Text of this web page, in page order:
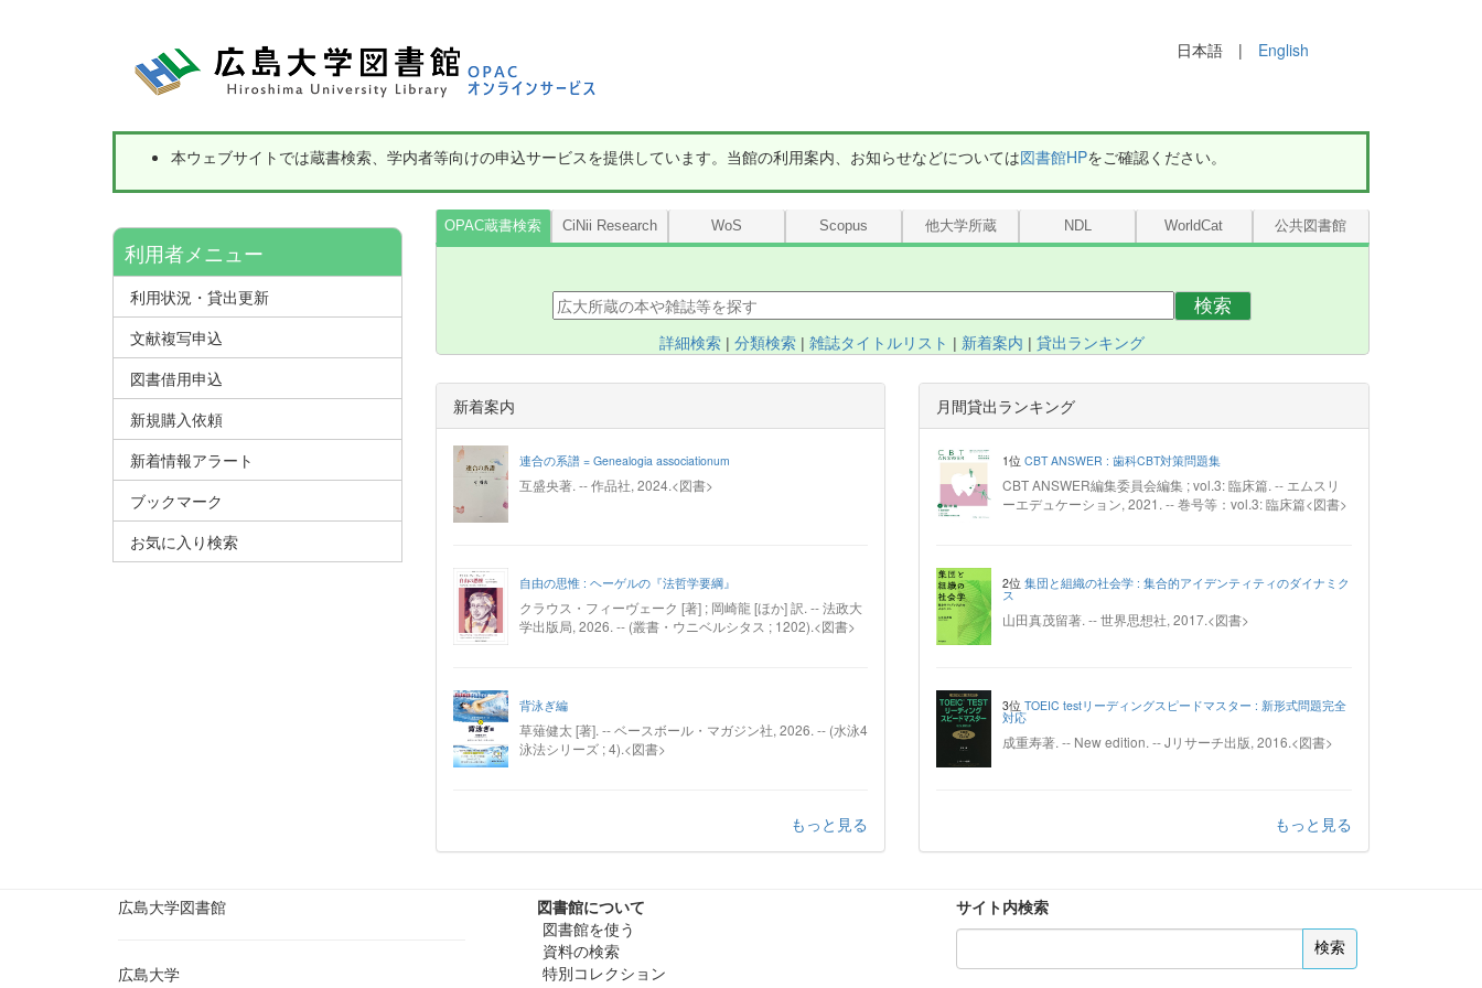
日本語 | English
本ウェブサイトでは蔵書検索、学内者等向けの申込サービスを提供しています。当館の利用案内、お知らせなどについては図書館HPをご確認ください。
OPAC蔵書検索 CiNii Research WoS Scopus 他大学所蔵 NDL WorldCat 公共図書館
検索
詳細検索 |分類検索 |雑誌タイトルリスト | 新着案内 |貸出ランキング
新着案内
連合の系譜 = Genealogia associationum
互盛央著. -- 作品社, 2024.<図書>
自由の思惟 : ヘーゲルの『法哲学要綱』
クラウス・フィーヴェーク [著] ; 岡崎龍 [ほか] 訳. -- 法政大
学出版局, 2026. -- (叢書・ウニベルシタス ; 1202).<図書>
背泳ぎ編
草薙健太 [著]. -- ベースボール・マガジン社, 2026. -- (水泳4
泳法シリーズ ; 4).<図書>
もっと見る
月間貸出ランキング
1位CBT ANSWER : 歯科CBT対策問題集
CBT ANSWER編集委員会編集 ; vol.3: 臨床篇. -- エムスリ
ーエデュケーション, 2021. -- 巻号等：vol.3: 臨床篇<図書>
2位集団と組織の社会学 : 集合的アイデンティティのダイナミク
ス
山田真茂留著. -- 世界思想社, 2017.<図書>
3位TOEIC testリーディングスピードマスター : 新形式問題完全
対応
成重寿著. -- New edition. -- Jリサーチ出版, 2016.<図書>
もっと見る
利用者メニュー
利用状況・貸出更新
文献複写申込
図書借用申込
新規購入依頼
新着情報アラート
ブックマーク
お気に入り検索
広島大学図書館
広島大学
図書館について
図書館を使う
資料の検索
特別コレクション
サイト内検索
検索